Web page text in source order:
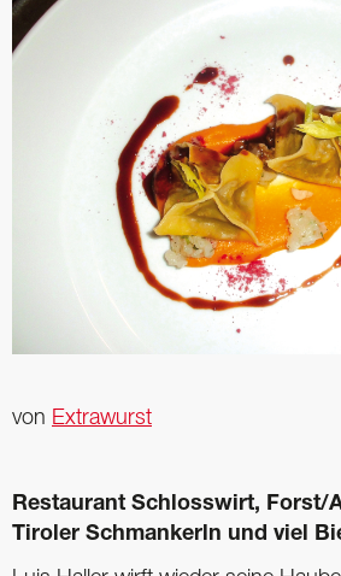
von Extrawurst
Restaurant Schlosswirt, Forst/
Tiroler Schmankerln und viel